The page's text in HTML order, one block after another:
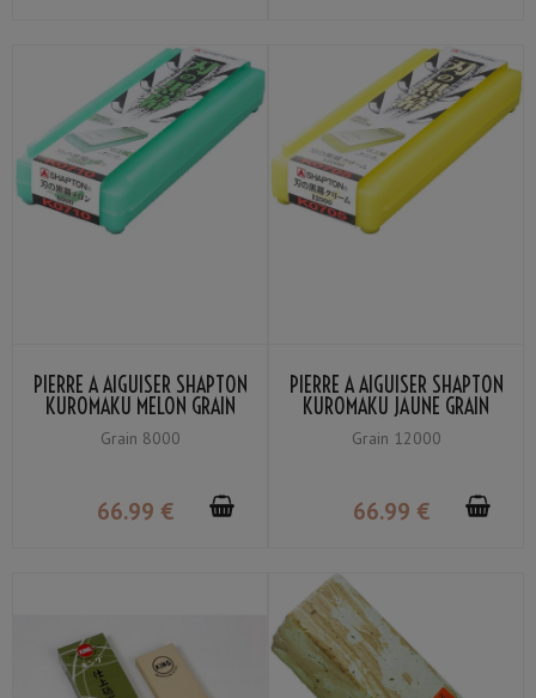
PIERRE À AIGUISER SHAPTON
KUROMAKU MELON GRAIN
#8000
Grain 8000
66.99 €
PIERRE À AIGUISER SHAPTON
KUROMAKU JAUNE GRAIN
#12000
Grain 12000
66.99 €